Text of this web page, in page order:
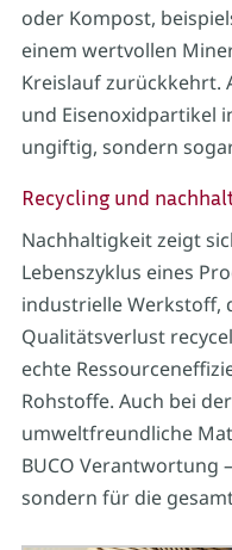
oder Kompost,
einem wertvollen
Kreislauf zurückkehrt.
und Eisenoxidpartikel
ungiftig, sondern
Recycling und
Nachhaltigkeit zeigt
Lebenszyklus eines
industrielle Werkstoff,
Qualitätsverlust
echte
Rohstoffe. Auch bei
umweltfreundliche
BUCO Verantwortung
sondern für die